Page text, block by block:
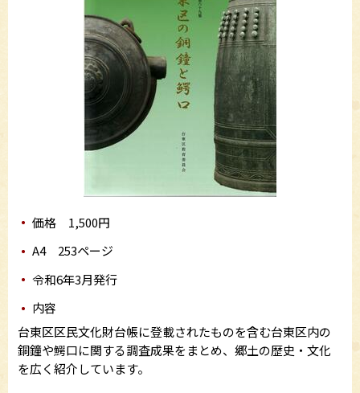
価格 1,500円
A4 253ページ
令和6年3月発行
内容
台東区区民文化財台帳に登載されたものを含む台東区内の
銅鐘や鰐口に関する調査成果をまとめ、郷土の歴史・文化
を広く紹介しています。